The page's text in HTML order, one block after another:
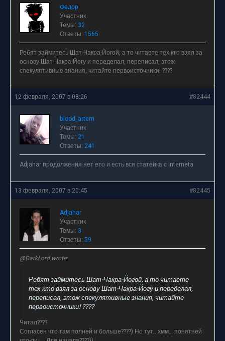
Федор
Участник
Темы: 32
Ответы: 1565
Ребят займитесь Шат-Чакра-Йогой, а то читаете тех кто взял за
основу Шат-Чакра-Йогу и переделал, переписал, этож
спекулятивные знания, читайте первоисточники! ????
12 февраля, 2007 в 08:26 #82444
blood_artem
Участник
Темы: 21
Ответы: 241
Adjahar продолжения нет ето и есть вся статейка с interneta
13 февраля, 2007 в 20:45 #82445
Adjahar
Участник
Темы: 3
Ответы: 59
@DarkLord wrote:
Ребят займитесь Шат-Чакра-Йогой, а то читаете
тех кто взял за основу Шат-Чакра-Йогу и переделал,
переписал, этож спекулятивные знания, читайте
первоисточники! ????
Читал????
Согласен что там полней и больше????) Но тут.. хмм… понятней